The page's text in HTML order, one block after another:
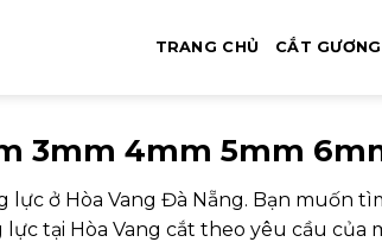
TRANG CHỦ CẮT
3mm 4mm 5mm
ở Hòa Vang Đà Nẵng. Bạn muốn
tại Hòa Vang cắt theo yêu cầu